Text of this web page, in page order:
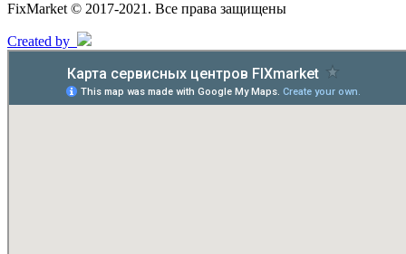
FixMarket © 2017-2021. Все права защищены
Created by